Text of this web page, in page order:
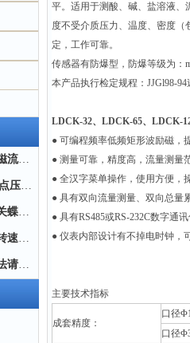
解决上海自动化仪表九厂电磁流量计测量误差的策略
YXC-150（0-2.5MPa）电接点压力表
上海自动化仪表七厂气动开关蝶阀保养要点
数字转矩转速传感器对转矩转速的测量
双金属温度计怎么安装，方法请看这里
平。适用于测酸、碱、盐溶液、
度不受介质压力、温度、密度
定，工作可靠。
传感器有防爆型，防爆等级为：
本产品执行检定规程：JJGl98-
LDCK-32、LDCK-65、LDCK-
● 可编程频率低频矩形波励磁，
● 测量可靠，精度高，流量测量
● 全汉字菜单操作，使用方便，
● 具有双向流量测量、双向总量
● 具有RS485或RS-232C数字通
● 仪表内部设计有不掉电时钟，
主要技术指标
成套精度：
口径
口径